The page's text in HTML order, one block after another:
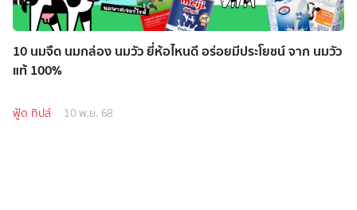
10 นมจืด นมกล่อง นมวัว ยี่ห้อไหนดี อร่อยมีประโยชน์ จาก นมวัว
แท้ 100%
ฟู้ด ทิปส์ 10 พ.ย. 68